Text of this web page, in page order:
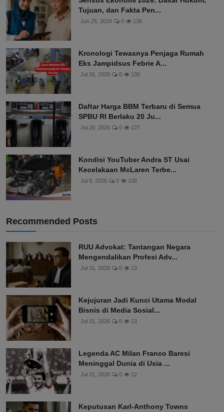
Tujuan, dan Fakta Pen...
Jun 25, 2026 0 136
Kronologi Tewasnya Penjaga Rumah
Eks Jampidsus Febrie A...
Jul 26, 2026 0 130
Daftar Harga BBM Terbaru di Semua
SPBU RI Berlaku 20 Ju...
Jul 20, 2026 0 127
Kondisi YouTuber Andra ST Usai
Kecelakaan McLaren Terbe...
Jul 8, 2026 0 108
Recommended Posts
RUU Advokat: Tantangan Negara
Mengendalikan Profesi Adv...
Jul 31, 2026 0 13
Kejujuran Jadi Kunci Utama Modal
Bisnis di Media Sosial...
Jul 31, 2026 0 13
Legenda AC Milan Franco Baresi
Meninggal Dunia di Usia ...
Jul 31, 2026 0 12
Keputusan Karl-Anthony Towns